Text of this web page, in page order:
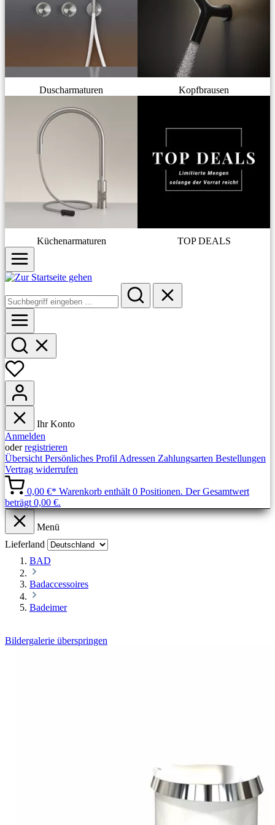
Duscharmaturen Kopfbrausen
Küchenarmaturen TOP DEALS
Ihr Konto
Anmelden
oderregistrieren
Übersicht Persönliches Profil Adressen Zahlungsarten Bestellungen
Vertrag widerrufen
0,00 €* Warenkorb enthält 0 Positionen. Der Gesamtwert
beträgt 0,00 €.
Menü
Lieferland
BAD
Badaccessoires
Badeimer
Bildergalerie überspringen